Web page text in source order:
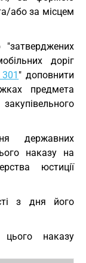
або за місцем
доріг
" доповнити
предмета
державних
наказу на
юстиції
з дня його
наказу